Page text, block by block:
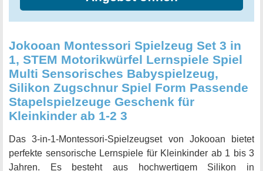
Jokooan Montessori Spielzeug Set 3 in
1, STEM Motorikwürfel Lernspiele Spiel
Multi Sensorisches Babyspielzeug,
Silikon Zugschnur Spiel Form Passende
Stapelspielzeuge Geschenk für
Kleinkinder ab 1-2 3
Das 3-in-1-Montessori-Spielzeugset von Jokooan bietet
perfekte sensorische Lernspiele für Kleinkinder ab 1 bis 3
Jahren. Es besteht aus hochwertigem Silikon in